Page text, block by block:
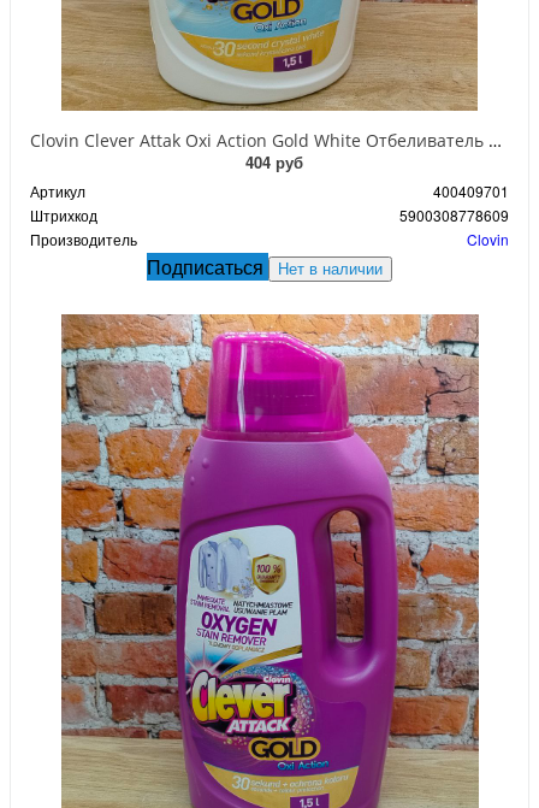
Clovin Clever Attak Oxi Action Gold White Отбеливатель кислородный универсальный 1,5 л
404 руб
Артикул
400409701
Штрихкод
5900308778609
Производитель
Clovin
Подписаться Нет в наличии